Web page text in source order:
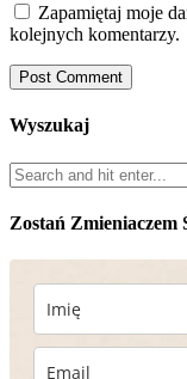
Zapamiętaj moje
kolejnych komentarzy.
Wyszukaj
Zostań Zmieniaczem